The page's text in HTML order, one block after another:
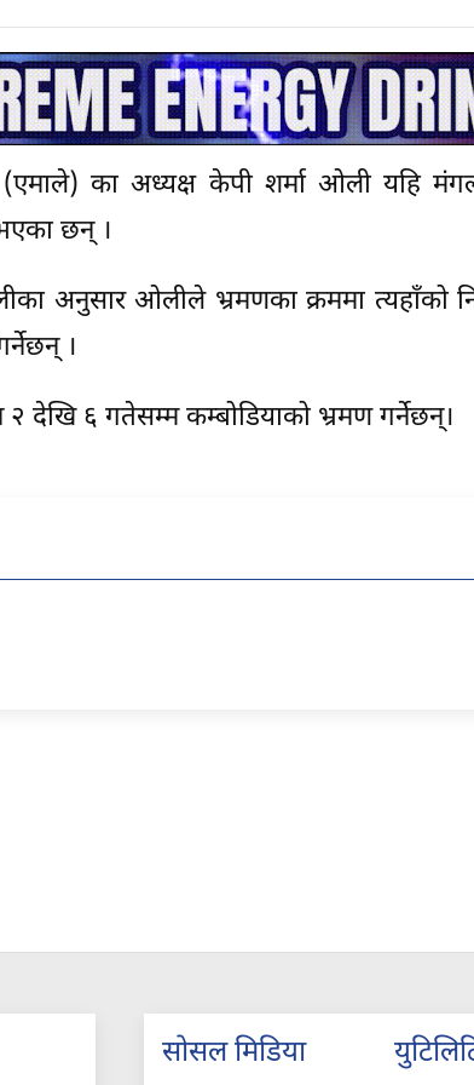
का अध्यक्ष केपी शर्मा ओली यहि
छन् ।
अनुसार ओलीले भ्रमणका क्रममा त्यहाँको
।
देखि ६ गतेसम्म कम्बोडियाको भ्रमण गर्नेछन्।
सोसल मिडिया